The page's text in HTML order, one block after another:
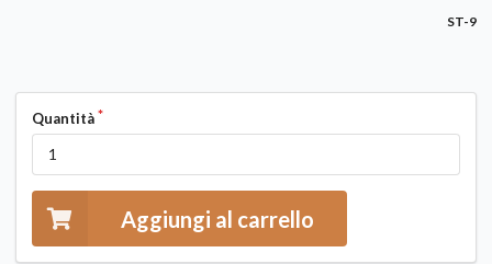
ST-9
Quantità
Aggiungi al carrello